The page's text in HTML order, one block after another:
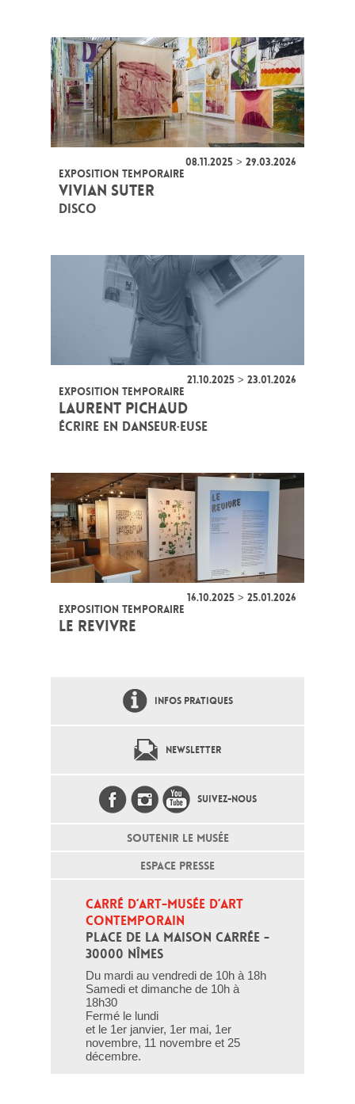
08.11.2025 > 29.03.2026
EXPOSITION TEMPORAIRE
VIVIAN SUTER
DISCO
21.10.2025 > 23.01.2026
EXPOSITION TEMPORAIRE
LAURENT PICHAUD
ÉCRIRE EN DANSEUR·EUSE
16.10.2025 > 25.01.2026
EXPOSITION TEMPORAIRE
LE REVIVRE
INFOS PRATIQUES
NEWSLETTER
SUIVEZ-NOUS
SOUTENIR LE MUSÉE
ESPACE PRESSE
CARRÉ D’ART-MUSÉE D’ART
CONTEMPORAIN
PLACE DE LA MAISON CARRÉE -
30000 NÎMES
Du mardi au vendredi de 10h à 18h
Samedi et dimanche de 10h à
18h30
Fermé le lundi
et le 1er janvier, 1er mai, 1er
novembre, 11 novembre et 25
décembre.